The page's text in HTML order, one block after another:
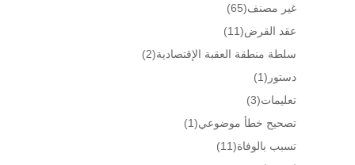
غير مصنف(65)
عقد القرض(11)
سلطة منطقة العقبة الإقتصادية(2)
دستور (1)
تعليمات(3)
تصحيح خطأ موضوعي(1)
تسبب بالوفاة(11)